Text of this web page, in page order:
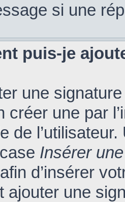
si une
puis-je
une
créer une par
de
Insérer
d’insérer
ajouter une